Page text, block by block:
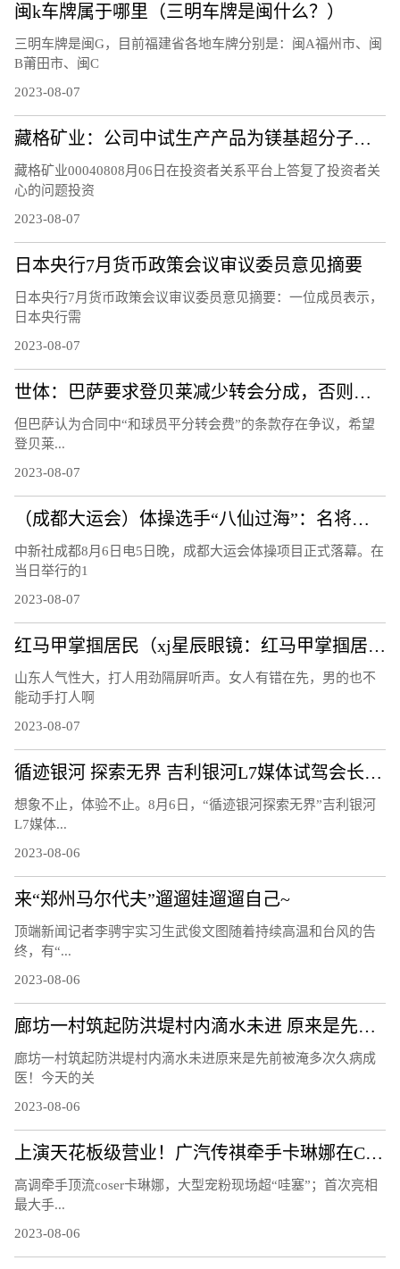
闽k车牌属于哪里（三明车牌是闽什么？）
三明车牌是闽G，目前福建省各地车牌分别是：闽A福州市、闽
B莆田市、闽C
2023-08-07
藏格矿业：公司中试生产产品为镁基超分子层状结构功能材料，不是镁基超导新材料，不含硼元素
藏格矿业00040808月06日在投资者关系平台上答复了投资者关
心的问题投资
2023-08-07
日本央行7月货币政策会议审议委员意见摘要
日本央行7月货币政策会议审议委员意见摘要：一位成员表示，
日本央行需
2023-08-07
世体：巴萨要求登贝莱减少转会分成，否则能将他“扣留”至21日
但巴萨认为合同中“和球员平分转会费”的条款存在争议，希望
登贝莱...
2023-08-07
（成都大运会）体操选手“八仙过海”：名将惺惺相惜 遗憾收获并存
中新社成都8月6日电5日晚，成都大运会体操项目正式落幕。在
当日举行的1
2023-08-07
红马甲掌掴居民（xj星辰眼镜：红马甲掌掴居民）
山东人气性大，打人用劲隔屏听声。女人有错在先，男的也不
能动手打人啊
2023-08-07
循迹银河 探索无界 吉利银河L7媒体试驾会长春站圆满结束！
想象不止，体验不止。8月6日，“循迹银河探索无界”吉利银河
L7媒体...
2023-08-06
来“郑州马尔代夫”遛遛娃遛遛自己~
顶端新闻记者李骋宇实习生武俊文图随着持续高温和台风的告
终，有“...
2023-08-06
廊坊一村筑起防洪堤村内滴水未进 原来是先前被淹多次久病成医！
廊坊一村筑起防洪堤村内滴水未进原来是先前被淹多次久病成
医！今天的关
2023-08-06
上演天花板级营业！广汽传祺牵手卡琳娜在ChinaJoy鲨疯了！
高调牵手顶流coser卡琳娜，大型宠粉现场超“哇塞”；首次亮相
最大手...
2023-08-06